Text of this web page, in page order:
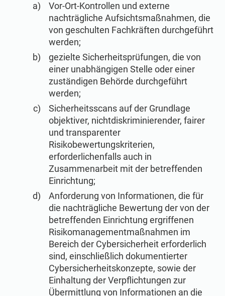
Vor-Ort-Kontrollen und externe
nachträgliche Aufsichtsmaßnahmen, die
von geschulten Fachkräften durchgeführt
werden;
gezielte Sicherheitsprüfungen, die von
einer unabhängigen Stelle oder einer
zuständigen Behörde durchgeführt
werden;
Sicherheitsscans auf der Grundlage
objektiver, nichtdiskriminierender, fairer
und transparenter
Risikobewertungskriterien,
erforderlichenfalls auch in
Zusammenarbeit mit der betreffenden
Einrichtung;
Anforderung von Informationen, die für
die nachträgliche Bewertung der von der
betreffenden Einrichtung ergriffenen
Risikomanagementmaßnahmen im
Bereich der Cybersicherheit erforderlich
sind, einschließlich dokumentierter
Cybersicherheitskonzepte, sowie der
Einhaltung der Verpflichtungen zur
Übermittlung von Informationen an die